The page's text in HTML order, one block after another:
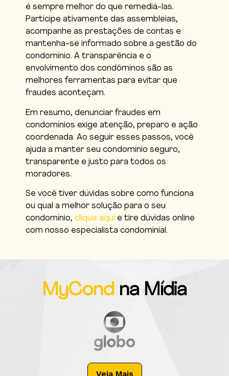
é sempre melhor do que remediá-las.
Participe ativamente das assembleias,
acompanhe as prestações de contas e
mantenha-se informado sobre a gestão do
condomínio. A transparência e o
envolvimento dos condôminos são as
melhores ferramentas para evitar que
fraudes aconteçam.
Em resumo, denunciar fraudes em
condomínios exige atenção, preparo e ação
coordenada. Ao seguir esses passos, você
ajuda a manter seu condomínio seguro,
transparente e justo para todos os
moradores.
Se você tiver dúvidas sobre como funciona
ou qual a melhor solução para o seu
condomínio, clique aqui e tire dúvidas online
com nosso especialista condominial.
MyCond na Mídia
Veja Mais